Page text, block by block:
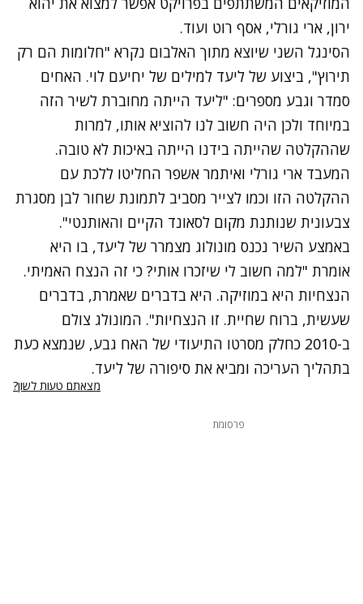
ירון, ארי גורלי, אסף רוט ועוד.
הסינגל השני שיוצא מתוך האלבום נקרא "חלומות הם רק
תירוץ", ביצוע של ליעד למילים של יחיעם לוי. האחים
סמדר וגבע מספרים: "ליעד הייתה מחוברת לשיר הזה
במיוחד ולכן היה חשוב לנו להוציא אותו, למרות
שההקלטה שהייתה בידנו הייתה באיכות לא טובה.
המעבד ארי גורלי ואיתמר אשפר החליטו ללכת עם
ההקלטה הזו וכמו לצייר מסביב לתמונת שחור לבן מסגרת
צבעונית שנותנת מקום לסאונד הקיים והאותנטי".
באמצע השיר נכנס מונולוג מצמרר של ליעד, בו היא
אומרת "למה חשוב לי שיזכרו אותי? כי זה הנצח האמיתי.
הנצחיות היא במוזיקה. היא בדברים שאמרת, בדברים
שעשית, ברוח שחיית. זו הנצחיות". המונולג צולם
ב-2010 כחלק מסרטו התיעודי של האח גבע, שנמצא כעת
בתהליך העריכה ומביא את סיפורה של ליעד.
מצאתם טעות לשון?
פרסומת